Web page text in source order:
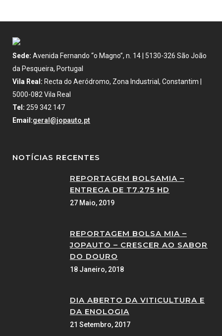
Sede: Avenida Fernando “o Magno”, n. 14 | 5130-326 São João
da Pesqueira, Portugal
Vila Real: Recta do Aeródromo, Zona Industrial, Constantim |
5000-082 Vila Real
Tel: 259 342 147
Email:geral@jopauto.pt
NOTÍCIAS RECENTES
REPORTAGEM BOLSAMIA –
ENTREGA DE T7.275 HD
27 Maio, 2019
REPORTAGEM BOLSA MIA –
JOPAUTO – CRESCER AO SABOR
DO DOURO
18 Janeiro, 2018
DIA ABERTO DA VITICULTURA E
DA ENOLOGIA
21 Setembro, 2017